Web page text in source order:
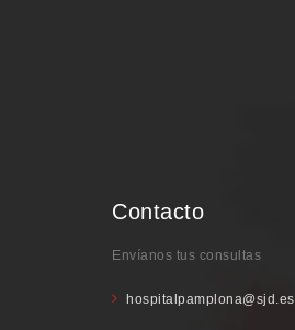
Contacto
Envíanos tus consultas
hospitalpamplona@sjd.es